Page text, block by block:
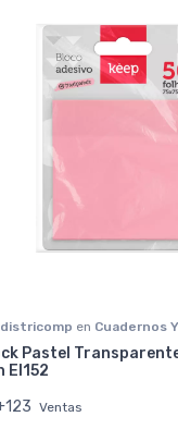
districomp en Cuadernos
Pastel
EI152
Ventas